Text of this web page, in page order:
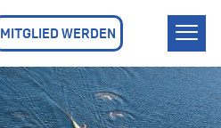
MITGLIED WERDEN